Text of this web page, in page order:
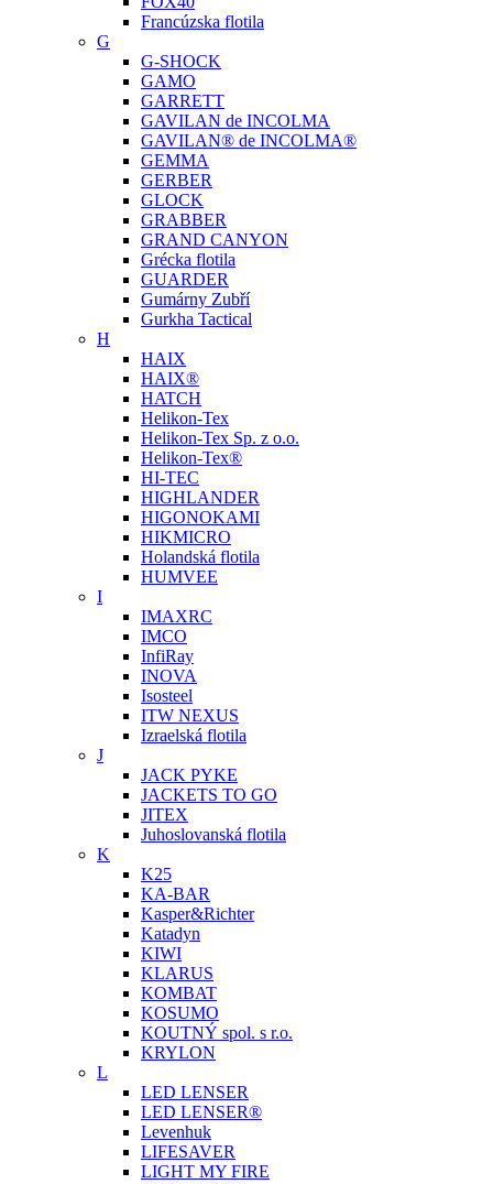
Francúzska flotila
G
G-SHOCK
GAMO
GARRETT
GAVILAN de INCOLMA
GAVILAN® de INCOLMA®
GEMMA
GERBER
GLOCK
GRABBER
GRAND CANYON
Grécka flotila
GUARDER
Gumárny Zubří
Gurkha Tactical
H
HAIX
HAIX®
HATCH
Helikon-Tex
Helikon-Tex Sp. z o.o.
Helikon-Tex®
HI-TEC
HIGHLANDER
HIGONOKAMI
HIKMICRO
Holandská flotila
HUMVEE
I
IMAXRC
IMCO
InfiRay
INOVA
Isosteel
ITW NEXUS
Izraelská flotila
J
JACK PYKE
JACKETS TO GO
JITEX
Juhoslovanská flotila
K
K25
KA-BAR
Kasper&Richter
Katadyn
KIWI
KLARUS
KOMBAT
KOSUMO
KOUTNÝ spol. s r.o.
KRYLON
L
LED LENSER
LED LENSER®
Levenhuk
LIFESAVER
LIGHT MY FIRE